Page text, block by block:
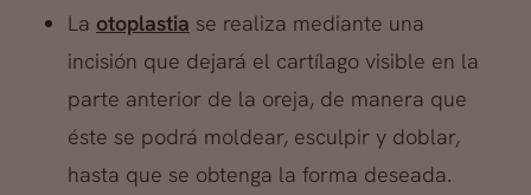
La otoplastia se realiza mediante una
incisión que dejará el cartílago visible en la
parte anterior de la oreja, de manera que
éste se podrá moldear, esculpir y doblar,
hasta que se obtenga la forma deseada.